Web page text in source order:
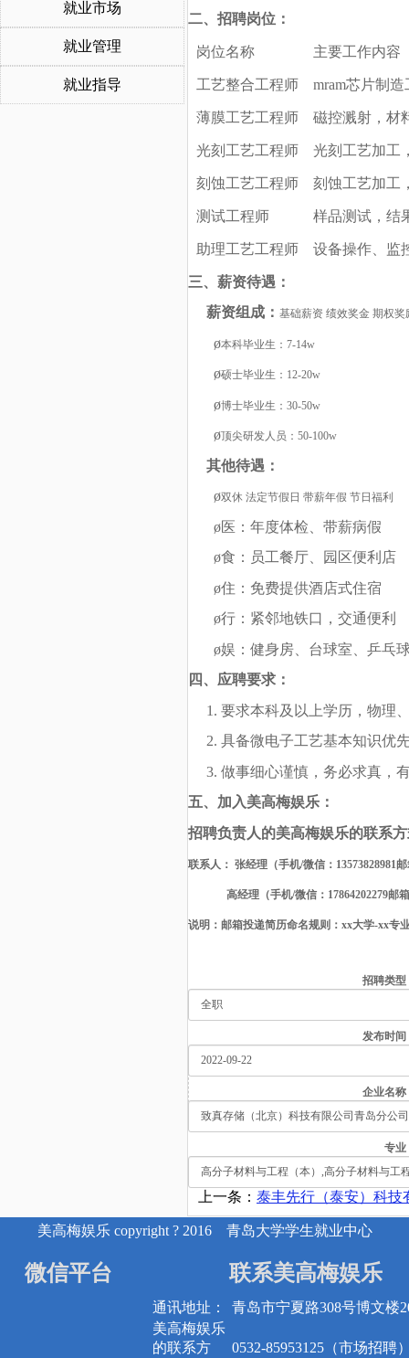
就业市场
就业管理
就业指导
二、招聘岗位：
岗位名称 主要工作内容
工艺整合工程师 mram芯片制
薄膜工艺工程师 磁控溅射，材
光刻工艺工程师 光刻工艺加工
刻蚀工艺工程师 刻蚀工艺加工
测试工程师 样品测试，结
助理工艺工程师 设备操作、监
三、薪资待遇：
薪资组成 ： 基础薪资 绩效奖金 期权奖
ø本科毕业生： 7-14w
ø硕士毕业生： 12-20w
ø博士毕业生： 30-50w
ø顶尖研发人员： 50-100w
其他待遇 ：
ø双休 法定节假日 带薪年假 节日福利
ø医：年度体检、带薪病假
ø食：员工餐厅、园区便利店
ø住：免费提供酒店式住宿
ø行：紧邻地铁口，交通便利
ø娱：健身房、台球室、乒乓
四、应聘要求 ：
1. 要求本科及以上学历，物理
2. 具备微电子工艺基本知识优
3. 做事细心谨慎，务必求真，
五、加入美高梅娱乐 ：
招聘负责人的美高梅娱乐的联系
联系人： 张经理（手机/微信：13573828981
高经理 （手机/微信：17864202279邮
说明：邮箱投递简历命名规则： xx大学-xx专
招聘类型
发布时间
企业名称
专业
上一条： 泰丰先行（泰安）科技有限公司
美高梅娱乐 copyright ? 2016 青岛大学学生就业中心
微信平台 联系美高梅娱乐
通讯地址：
青岛市宁夏路308号博文楼
美高梅娱乐
的联系方
0532-85953125（市场招聘